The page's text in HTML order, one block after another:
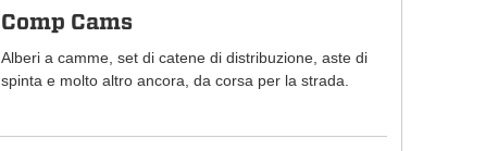
Comp Cams
Alberi a camme, set di catene di distribuzione, aste di
spinta e molto altro ancora, da corsa per la strada.